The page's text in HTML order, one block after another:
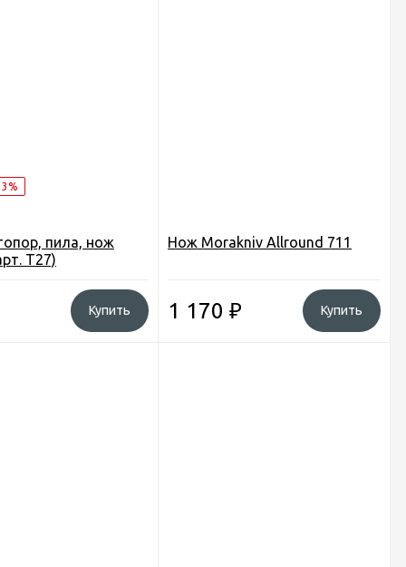
пила, нож
T27)
Купить
Нож Morakniv Allround 711
1 170 ₽ Купить